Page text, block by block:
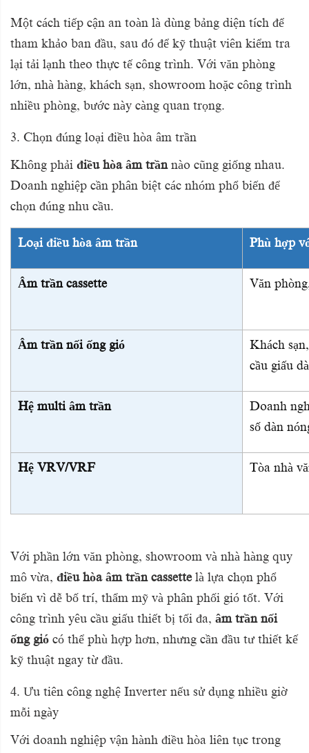
Một cách tiếp cận an toàn là dùng bảng diện tích để
tham khảo ban đầu, sau đó để kỹ thuật viên kiểm tra
lại tải lạnh theo thực tế công trình. Với văn phòng
lớn, nhà hàng, khách sạn, showroom hoặc công trình
nhiều phòng, bước này càng quan trọng.
3. Chọn đúng loại điều hòa âm trần
Không phải điều hòa âm trầnnào cũng giống nhau.
Doanh nghiệp cần phân biệt các nhóm phổ biến để
chọn đúng nhu cầu.
Loại điều hòa âm trần Phù hợp
Âm trần cassette Văn
Âm trần nối ống gió
Khách
cầu giấu
Hệ multi âm trần
Doanh
số dàn
Hệ VRV/VRF Tòa nhà
Với phần lớn văn phòng, showroom và nhà hàng quy
mô vừa, điều hòa âm trần cassettelà lựa chọn phổ
biến vì dễ bố trí, thẩm mỹ và phân phối gió tốt. Với
công trình yêu cầu giấu thiết bị tối đa, âm trần nối
ống gió có thể phù hợp hơn, nhưng cần đầu tư thiết kế
kỹ thuật ngay từ đầu.
4. Ưu tiên công nghệ Inverter nếu sử dụng nhiều giờ
mỗi ngày
Với doanh nghiệp vận hành điều hòa liên tục trong